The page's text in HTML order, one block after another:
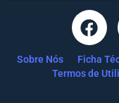
Sobre Nós Ficha
Termos de